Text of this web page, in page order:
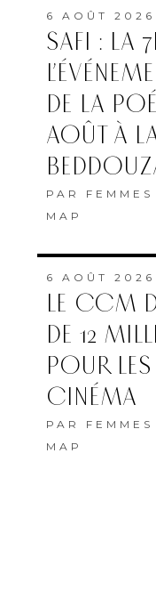
6 AOÛT 2026
SAFI : LA
DE LA
AOÛT À
PAR
MAP
6 AOÛT 2026
LE CCM
DE 12
POUR
CINÉMA
PAR
MAP